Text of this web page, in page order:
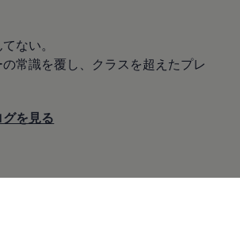
ない。
常識を覆し、クラスを超えたプレ
を見る